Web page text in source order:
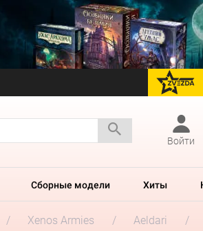
перейти
Войти
Сборные модели Хиты
Xenos Armies
Aeldari